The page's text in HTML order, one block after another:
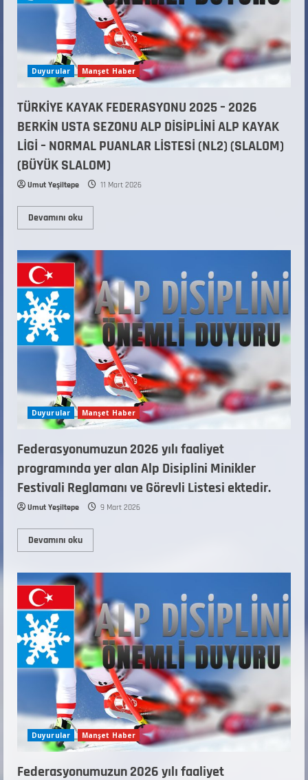
Duyurular Manşet Haber
TÜRKİYE KAYAK FEDERASYONU 2025 – 2026
BERKİN USTA SEZONU ALP DİSİPLİNİ ALP KAYAK
LİGİ – NORMAL PUANLAR LİSTESİ (NL2) (SLALOM)
(BÜYÜK SLALOM)
Umut Yeşiltepe 11 Mart 2026
Devamını oku
Duyurular Manşet Haber
Federasyonumuzun 2026 yılı faaliyet
programında yer alan Alp Disiplini Minikler
Festivali Reglamanı ve Görevli Listesi ektedir.
Umut Yeşiltepe 9 Mart 2026
Devamını oku
Duyurular Manşet Haber
Federasyonumuzun 2026 yılı faaliyet